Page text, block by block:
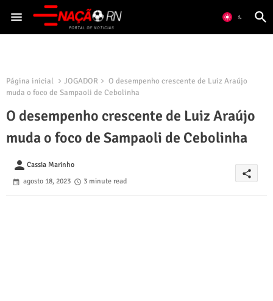
Página inicial JOGADOR
O desempenho crescente de Luiz Araújo
muda o foco de Sampaoli de Cebolinha
O desempenho crescente de Luiz Araújo
muda o foco de Sampaoli de Cebolinha
person Cassia Marinho
agosto 18, 2023
3 minute read
share